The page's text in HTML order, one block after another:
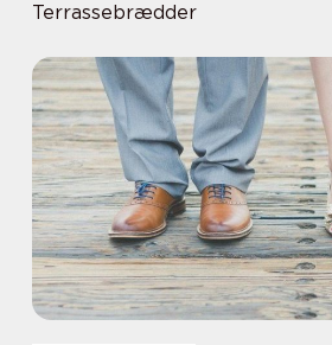
Terrassebrædder